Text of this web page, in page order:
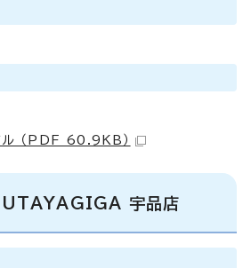
ル （PDF 60.9KB）
宇品店